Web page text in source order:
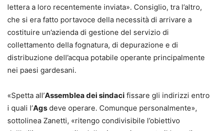
lettera a loro recentemente inviata». Consiglio, tra l’altro,
che si era fatto portavoce della necessità di arrivare a
costituire un’azienda di gestione del servizio di
collettamento della fognatura, di depurazione e di
distribuzione dell’acqua potabile operante principalmente
nei paesi gardesani.
«Spetta all’Assemblea dei sindaci fissare gli indirizzi entro
i quali l’Ags deve operare. Comunque personalmente»,
sottolinea Zanetti, «ritengo condivisibile l’obiettivo